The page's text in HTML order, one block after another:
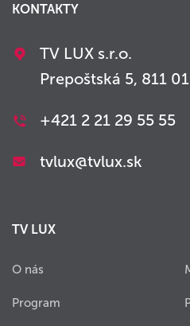
KONTAKTY
TV LUX s.r.o.
Prepoštská 5, 811
+421 2 21 29 55 55
tvlux@tvlux.sk
TV LUX
O nás
Program